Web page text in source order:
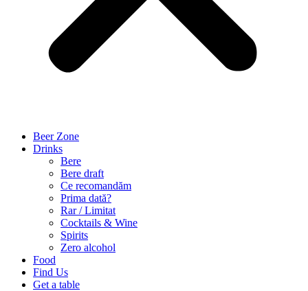
Beer Zone
Drinks
Bere
Bere draft
Ce recomandăm
Prima dată?
Rar / Limitat
Cocktails & Wine
Spirits
Zero alcohol
Food
Find Us
Get a table